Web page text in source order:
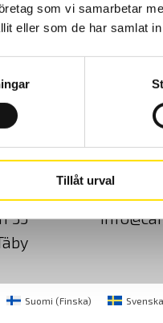
som vi samarbetar
eller som de har samlat
Tillåt urval
Klagomål
AB
35
08-50
Suomi (Finska) Svenska